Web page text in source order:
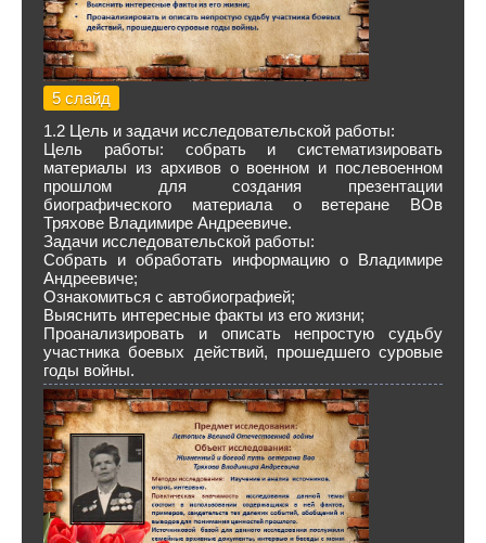
5 слайд
1.2 Цель и задачи исследовательской работы:
Цель работы: собрать и систематизировать
материалы из архивов о военном и послевоенном
прошлом для создания презентации
биографического материала о ветеране ВОв
Тряхове Владимире Андреевиче.
Задачи исследовательской работы:
Собрать и обработать информацию о Владимире
Андреевиче;
Ознакомиться с автобиографией;
Выяснить интересные факты из его жизни;
Проанализировать и описать непростую судьбу
участника боевых действий, прошедшего суровые
годы войны.